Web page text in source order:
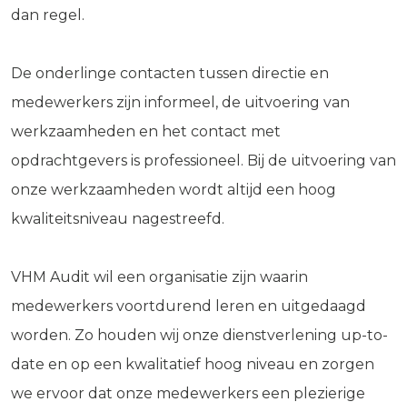
dan regel.
De onderlinge contacten tussen directie en
medewerkers zijn informeel, de uitvoering van
werkzaamheden en het contact met
opdrachtgevers is professioneel. Bij de uitvoering van
onze werkzaamheden wordt altijd een hoog
kwaliteitsniveau nagestreefd.
VHM Audit wil een organisatie zijn waarin
medewerkers voortdurend leren en uitgedaagd
worden. Zo houden wij onze dienstverlening up-to-
date en op een kwalitatief hoog niveau en zorgen
we ervoor dat onze medewerkers een plezierige